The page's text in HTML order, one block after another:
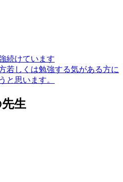
続けています
若しくは勉強する気がある方に
と思います。
生